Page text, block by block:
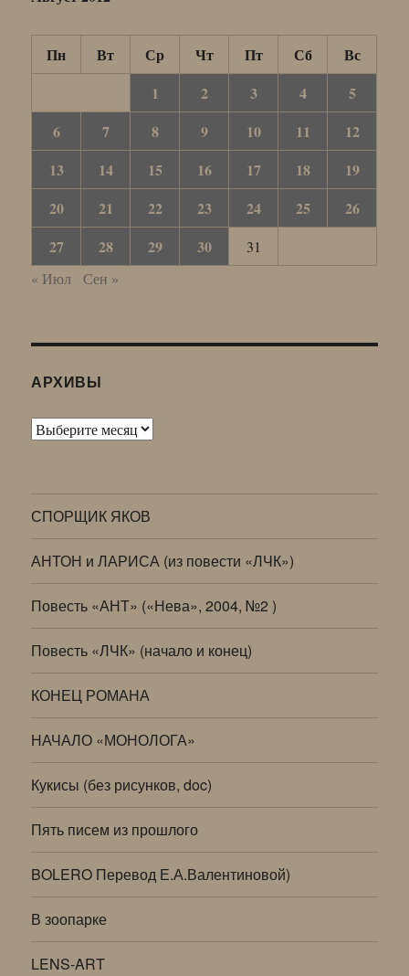
Пн Вт Ср Чт Пт Сб
Вс
1
2 3 4
5
6
7 8 9 10 11
12
13
14 15 16 17 18
19
20
21 22 23 24 25
26
27
28 29 30
31
« Июл
Сен »
АРХИВЫ
Архивы
СПОРЩИК ЯКОВ
АНТОН и ЛАРИСА (из повести «ЛЧК»)
Повесть «АНТ» («Нева», 2004, №2 )
Повесть «ЛЧК» (начало и конец)
КОНЕЦ РОМАНА
НАЧАЛО «МОНОЛОГА»
Кукисы (без рисунков, doc)
Пять писем из прошлого
BOLERO Перевод Е.А.Валентиновой)
В зоопарке
LENS-ART